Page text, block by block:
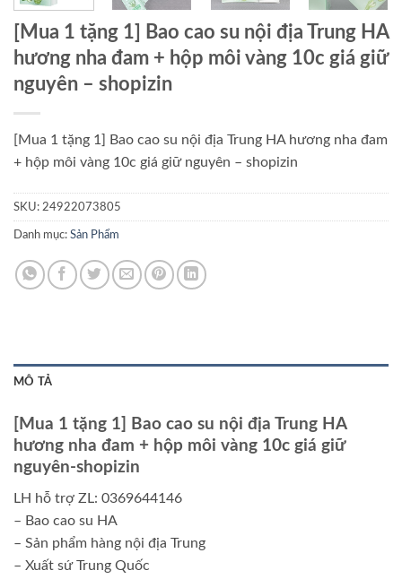
[Mua 1 tặng 1] Bao cao su nội địa Trung HA
hương nha đam + hộp môi vàng 10c giá giữ
nguyên – shopizin
[Mua 1 tặng 1] Bao cao su nội địa Trung HA hương nha đam
+ hộp môi vàng 10c giá giữ nguyên – shopizin
SKU: 24922073805
Danh mục: Sản Phẩm
MÔ TẢ
[Mua 1 tặng 1] Bao cao su nội địa Trung HA
hương nha đam + hộp môi vàng 10c giá giữ
nguyên-shopizin
LH hỗ trợ ZL: 0369644146
– Bao cao su HA
– Sản phẩm hàng nội địa Trung
– Xuất sứ Trung Quốc